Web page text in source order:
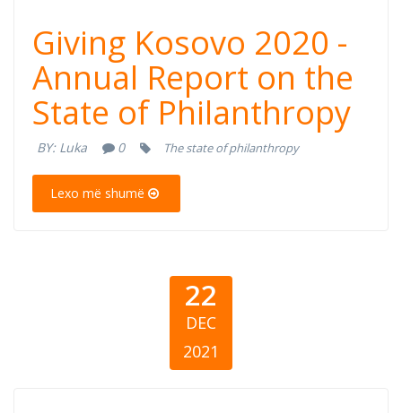
Giving Kosovo
2020 - Annual
Report on the
State of
Philanthropy
Giving Kosovo 2020 -
Annual Report on the
State of Philanthropy
BY: Luka 0 The state of philanthropy
Lexo më shumë
22
DEC
2021